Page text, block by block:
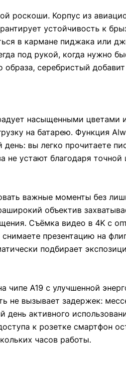
роскоши. Корпус из
устойчивость к
в кармане пиджака или
под рукой, когда нужно
серебристый
насыщенными цветами
на батарею. Функция
день: вы легко прочитаете
не устают благодаря
важные моменты без
объектив
Съёмка видео в 4K с
презентацию на
подбирает
чипе A19 с улучшенной
не вызывает задержек:
день активного
к розетке смартфон
часов работы.